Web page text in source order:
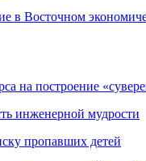
в Восточном
на построение
инженерной мудрости
пропавших детей